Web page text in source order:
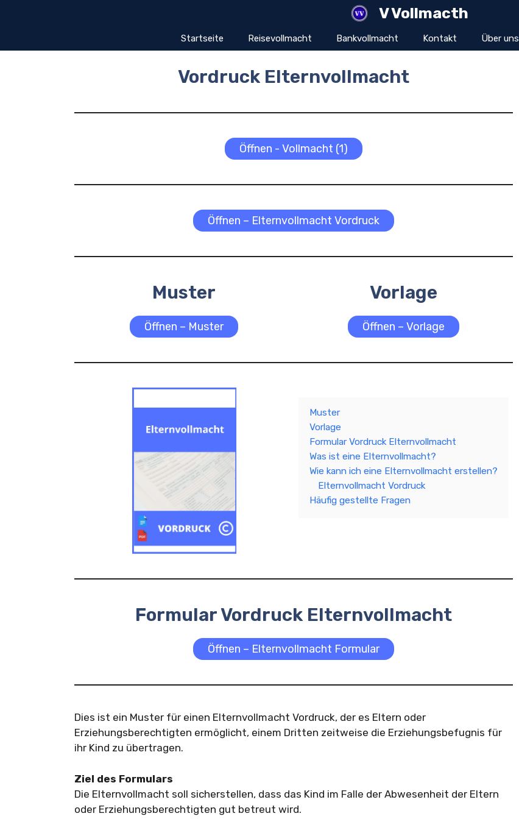
V Vollmacth
Startseite Reisevollmacht Bankvollmacht Kontakt Über uns
Vordruck Elternvollmacht
Öffnen - Vollmacht (1)
Öffnen – Elternvollmacht Vordruck
Muster
Öffnen – Muster
Vorlage
Öffnen – Vorlage
Muster
Vorlage
Formular Vordruck Elternvollmacht
Was ist eine Elternvollmacht?
Wie kann ich eine Elternvollmacht erstellen?
Elternvollmacht Vordruck
Häufig gestellte Fragen
Formular Vordruck Elternvollmacht
Öffnen – Elternvollmacht Formular
Dies ist ein Muster für einen Elternvollmacht Vordruck, der es Eltern oder
Erziehungsberechtigten ermöglicht, einem Dritten zeitweise die Erziehungsbefugnis für
ihr Kind zu übertragen.
Ziel des Formulars
Die Elternvollmacht soll sicherstellen, dass das Kind im Falle der Abwesenheit der Eltern
oder Erziehungsberechtigten gut betreut wird.